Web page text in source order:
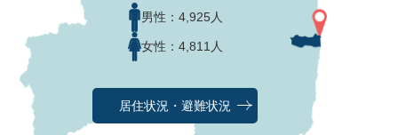
男性： 4,925人
女性： 4,811人
居住状況・避難状況